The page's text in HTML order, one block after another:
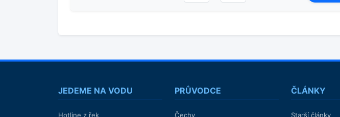
JEDEME NA VODU
Hotline z řek
PRŮVODCE
Čechy
ČLÁNKY
Starší články